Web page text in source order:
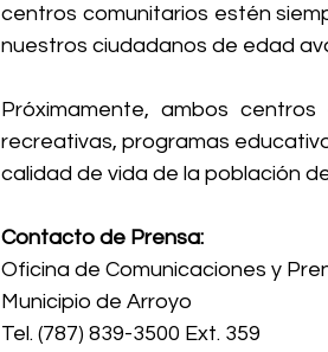
centros comunitarios estén
nuestros ciudadanos de edad
Próximamente, ambos
recreativas, programas
calidad de vida de la población
Contacto de Prensa:
Oficina de Comunicaciones y
Municipio de Arroyo
Tel. (787) 839-3500 Ext. 359